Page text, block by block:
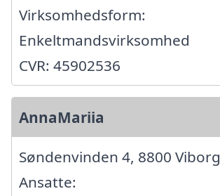
Virksomhedsform:
Enkeltmandsvirksomhed
CVR: 45902536
AnnaMariia
Søndenvinden 4, 8800 Viborg
Ansatte: